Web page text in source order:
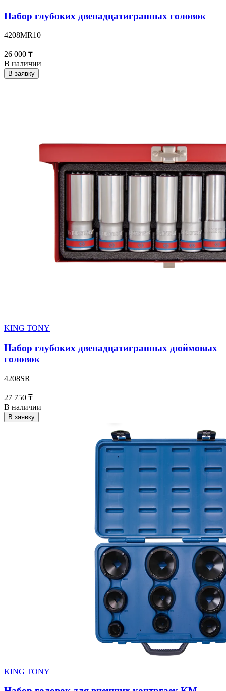
Набор глубоких двенадцатигранных головок
4208MR10
26 000 ₸
В наличии
В заявку
KING TONY
Набор глубоких двенадцатигранных дюймовых
головок
4208SR
27 750 ₸
В наличии
В заявку
KING TONY